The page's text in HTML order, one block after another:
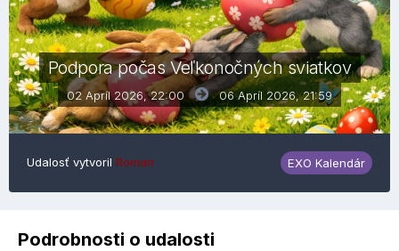
Podpora počas Veľkonočných sviatkov
02 Apríl 2026, 22:00 06 Apríl 2026,21:59
Udalosť vytvoril Roman EXO Kalendár
Podrobnosti o udalosti